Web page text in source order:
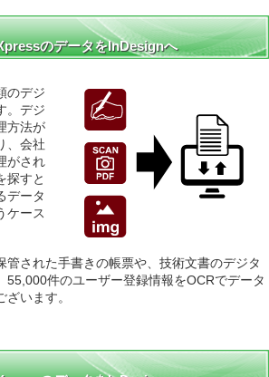
のデータをInDesignへ
のデジ
。デジ
方法が
、会社
がされ
探すと
データ
ケース
管された手書きの帳票や、技術文書のデジタ
55,000件のユーザー登録情報をOCRでデータ
います。